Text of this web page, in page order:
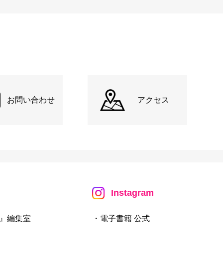
お問い合わせ アクセス
編集室
Instagram
・電子書籍 公式